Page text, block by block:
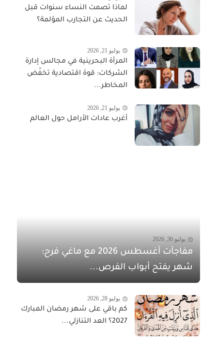
لماذا تصمت النساء سنوات قبل
الحديث عن التجارب المؤلمة؟
يوليو 21, 2026
المرأة البحرينية في مجالس إدارة
الشركات: قوة اقتصادية تخفّض
المخاطر...
يوليو 21, 2026
أغرب عادات الأرامل حول العالم
يوليو 30, 2026
مفاجآت أغسطس 2026 مع ماغي فرح:
شهر يفتح أبواب الفرص...
يوليو 28, 2026
كم باقي على شهر رمضان المبارك
2027؟ العد التنازلي...